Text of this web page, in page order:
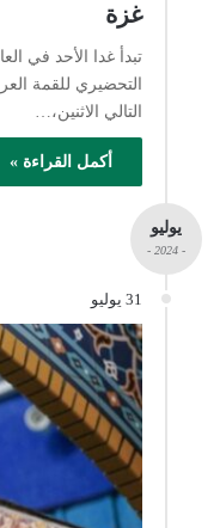
غزة
تبدأ غدا الأحد في
التحضيري للقمة
التالي الاثنين،…
أكمل القراءة »
يوليو
- 2024 -
31 يوليو